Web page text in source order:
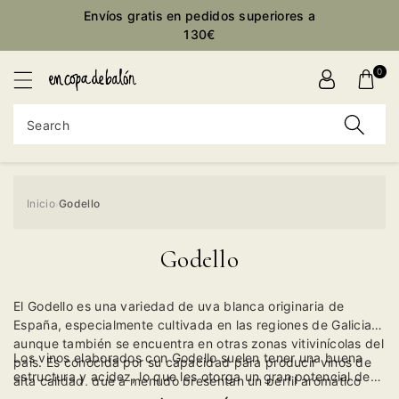
Envíos gratis en pedidos superiores a
130€
Search
0
Inicio›Godello
Godello
El Godello es una variedad de uva blanca originaria de
España, especialmente cultivada en las regiones de Galicia,
aunque también se encuentra en otras zonas vitivinícolas del
país. Es conocida por su capacidad para producir vinos de
alta calidad, que a menudo presentan un perfil aromático
Los vinos elaborados con Godello suelen tener una buena
estructura y acidez, lo que les otorga un gran potencial de
envejecimiento. Esta variedad ha ganado reconocimiento